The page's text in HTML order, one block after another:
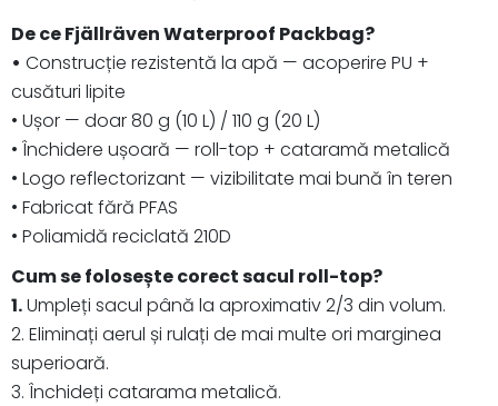
De ce Fjällräven Waterproof Packbag?
• Construcție rezistentă la apă — acoperire PU +
cusături lipite
• Ușor — doar 80 g (10 L) / 110 g (20 L)
• Închidere ușoară — roll-top + cataramă metalică
• Logo reflectorizant — vizibilitate mai bună în teren
• Fabricat fără PFAS
• Poliamidă reciclată 210D
Cum se folosește corect sacul roll-top?
1.Umpleți sacul până la aproximativ 2/3 din volum.
2. Eliminați aerul și rulați de mai multe ori marginea
superioară.
3. Închideți catarama metalică.